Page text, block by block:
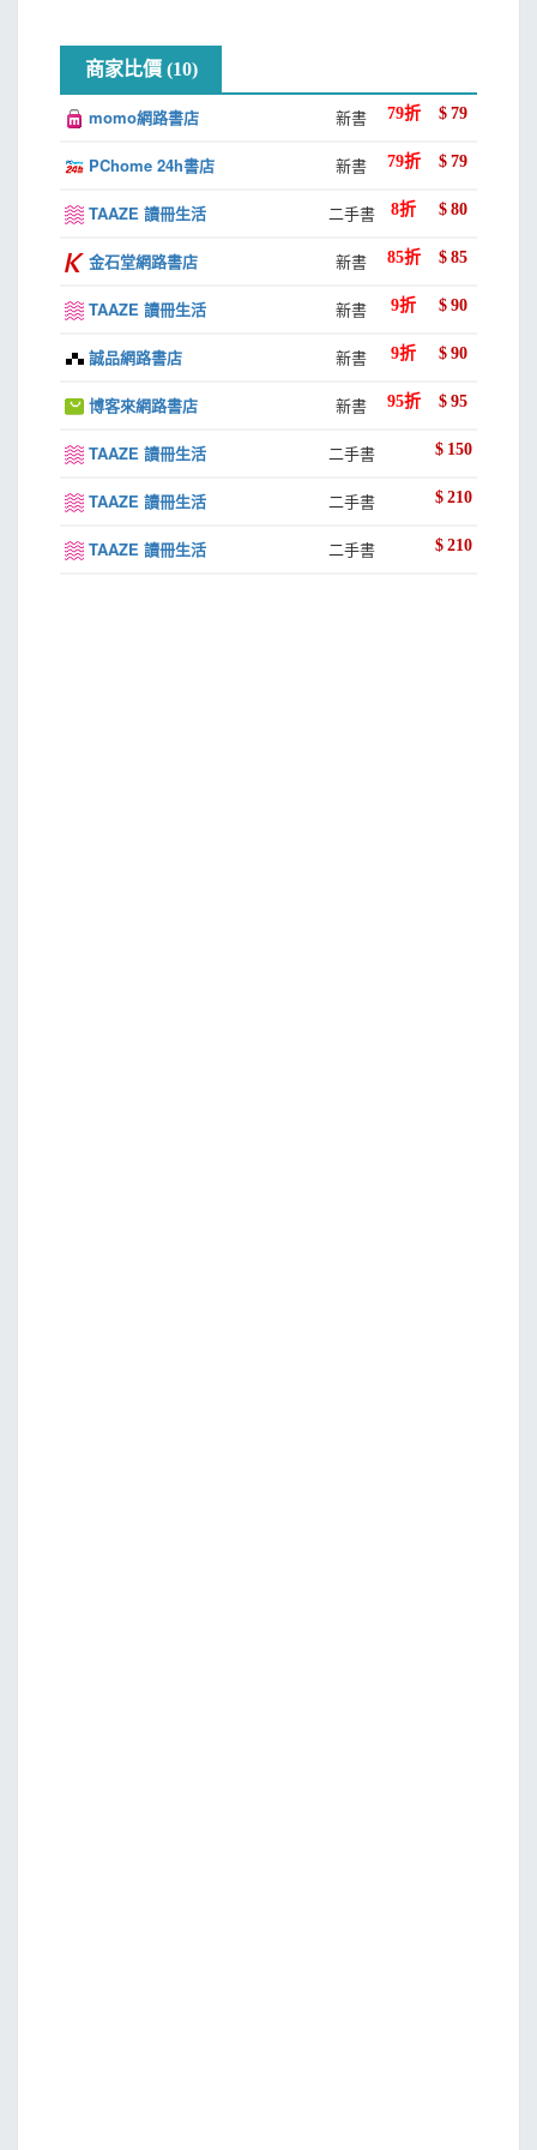
商家比價 (10)
momo網路書店 新書 79折 $ 79
PChome 24h書店 新書 79折 $ 79
TAAZE 讀冊生活 二手書 8折 $ 80
金石堂網路書店 新書 85折 $ 85
TAAZE 讀冊生活 新書 9折 $ 90
誠品網路書店 新書 9折 $ 90
博客來網路書店 新書 95折 $ 95
TAAZE 讀冊生活 二手書 $ 150
TAAZE 讀冊生活 二手書 $ 210
TAAZE 讀冊生活 二手書 $ 210